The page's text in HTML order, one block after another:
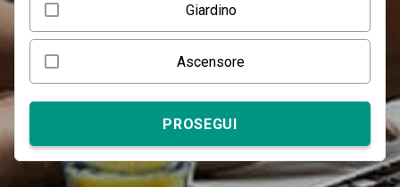
Giardino
Ascensore
PROSEGUI